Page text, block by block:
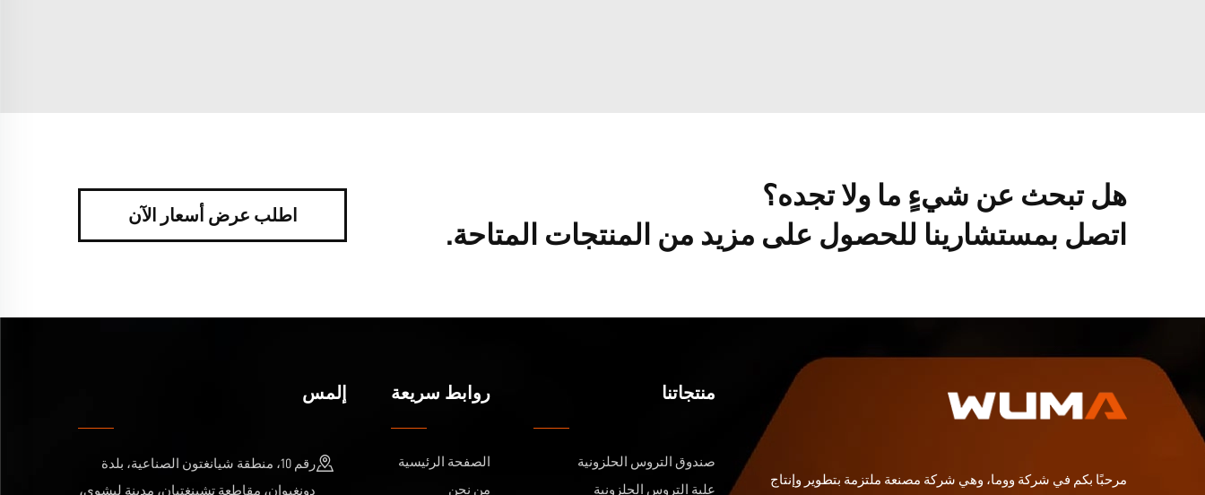
هل تبحث عن شيءٍ ما ولا تجده؟
اتصل بمستشارينا للحصول على مزيد من المنتجات المتاحة.
اطلب عرض أسعار الآن
مرحبًا بكم في شركة ووما، وهي شركة مصنعة ملتزمة بتطوير وإنتاج
منتجاتنا
صندوق التروس الحلزونية
علبة التروس الحلزونية
روابط سريعة
الصفحة الرئيسية
من نحن
إلمس
رقم 10، منطقة شيانغتون الصناعية، بلدة
دونغيوان، مقاطعة تشينغتيان، مدينة ليشوي،